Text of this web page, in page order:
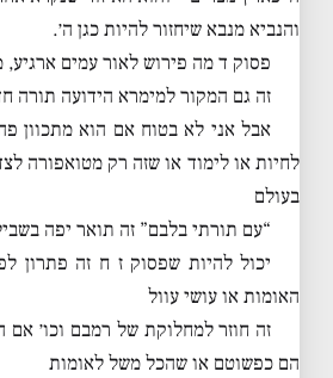
והנביא מנבא שיחזור להיות כגן ה׳.
פסוק ד מה פירוש לאור עמים ארגיע,
זה גם המקור למימרא הידועה תורה
אבל אני לא בטוח אם הוא מתכוון
לחיות או לימוד או שזה רק מטואפורה
בעולם
“עם תורתי בלבם” זה תואר יפה
יכול להיות שפסוק ז ח זה פתרון
האומות או עושי עוול
זה חוזר למחלוקת של רמבם וכו׳ אם
הם כפשוטם או שהכל משל לאומות